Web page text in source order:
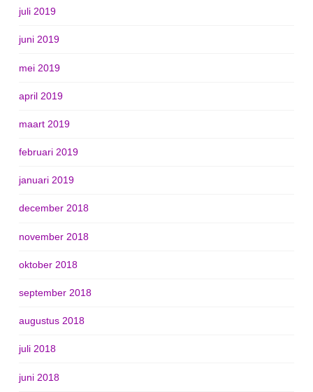
juli 2019
juni 2019
mei 2019
april 2019
maart 2019
februari 2019
januari 2019
december 2018
november 2018
oktober 2018
september 2018
augustus 2018
juli 2018
juni 2018